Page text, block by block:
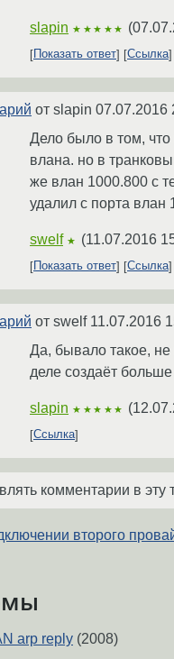
slapin ★★★★★ (
Показать ответ Ссылка
от slapin 07.07.2016
Дело было в том,
влана. но в
же влан 1000.800 с
удалил с порта влан
swelf ★ (11.07.2016
Показать ответ
Ссылка
от swelf 11.07.2016
Да, бывало такое, не
деле создаёт
slapin ★★★★★ (
Ссылка
комментарии в
второго
arp reply (2008)